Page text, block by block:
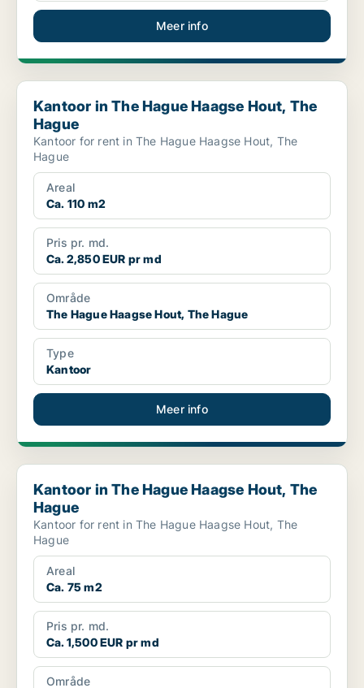
Meer info
Kantoor in The Hague Haagse Hout, The Hague
Kantoor in The Hague Haagse Hout, The
Hague
Kantoor for rent in The Hague Haagse Hout, The
Hague
Areal
Ca. 110 m2
Pris pr. md.
Ca. 2,850 EUR pr md
Område
The Hague Haagse Hout, The Hague
Type
Kantoor
Meer info
Kantoor in The Hague Haagse Hout, The Hague
Kantoor in The Hague Haagse Hout, The
Hague
Kantoor for rent in The Hague Haagse Hout, The
Hague
Areal
Ca. 75 m2
Pris pr. md.
Ca. 1,500 EUR pr md
Område